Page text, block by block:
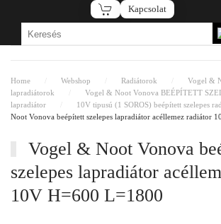
Fő tartalom átugrása
Kapcsolat
Home Webshop Radiátorok
Vogel &
lapradiátorok
Vogel & Noot Vonova BEÉPÍTETT
lapradiátor
10V tipusú (1 SOROS) beépített szelepes
Noot Vonova beépített szelepes lapradiátor acéllemez radiátor
Vogel & Noot Vonova
szelepes lapradiátor
10V H=600 L=1800